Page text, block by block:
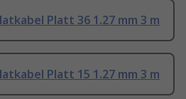
Platt 36 1.27 mm 3 m
Platt 15 1.27 mm 3 m